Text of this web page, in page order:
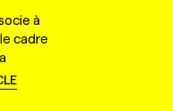
à
cadre